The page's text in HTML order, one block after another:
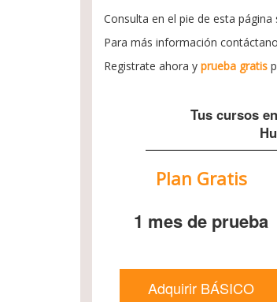
Consulta en el pie de esta
Para más información
Registrate ahora y prueba gratis
Tus cursos
Plan Gratis
1 mes de prueba
Adquirir BÁSICO